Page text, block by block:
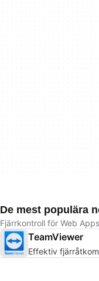
De mest populära
Fjärrkontroll för Web Apps
TeamViewer
Effektiv